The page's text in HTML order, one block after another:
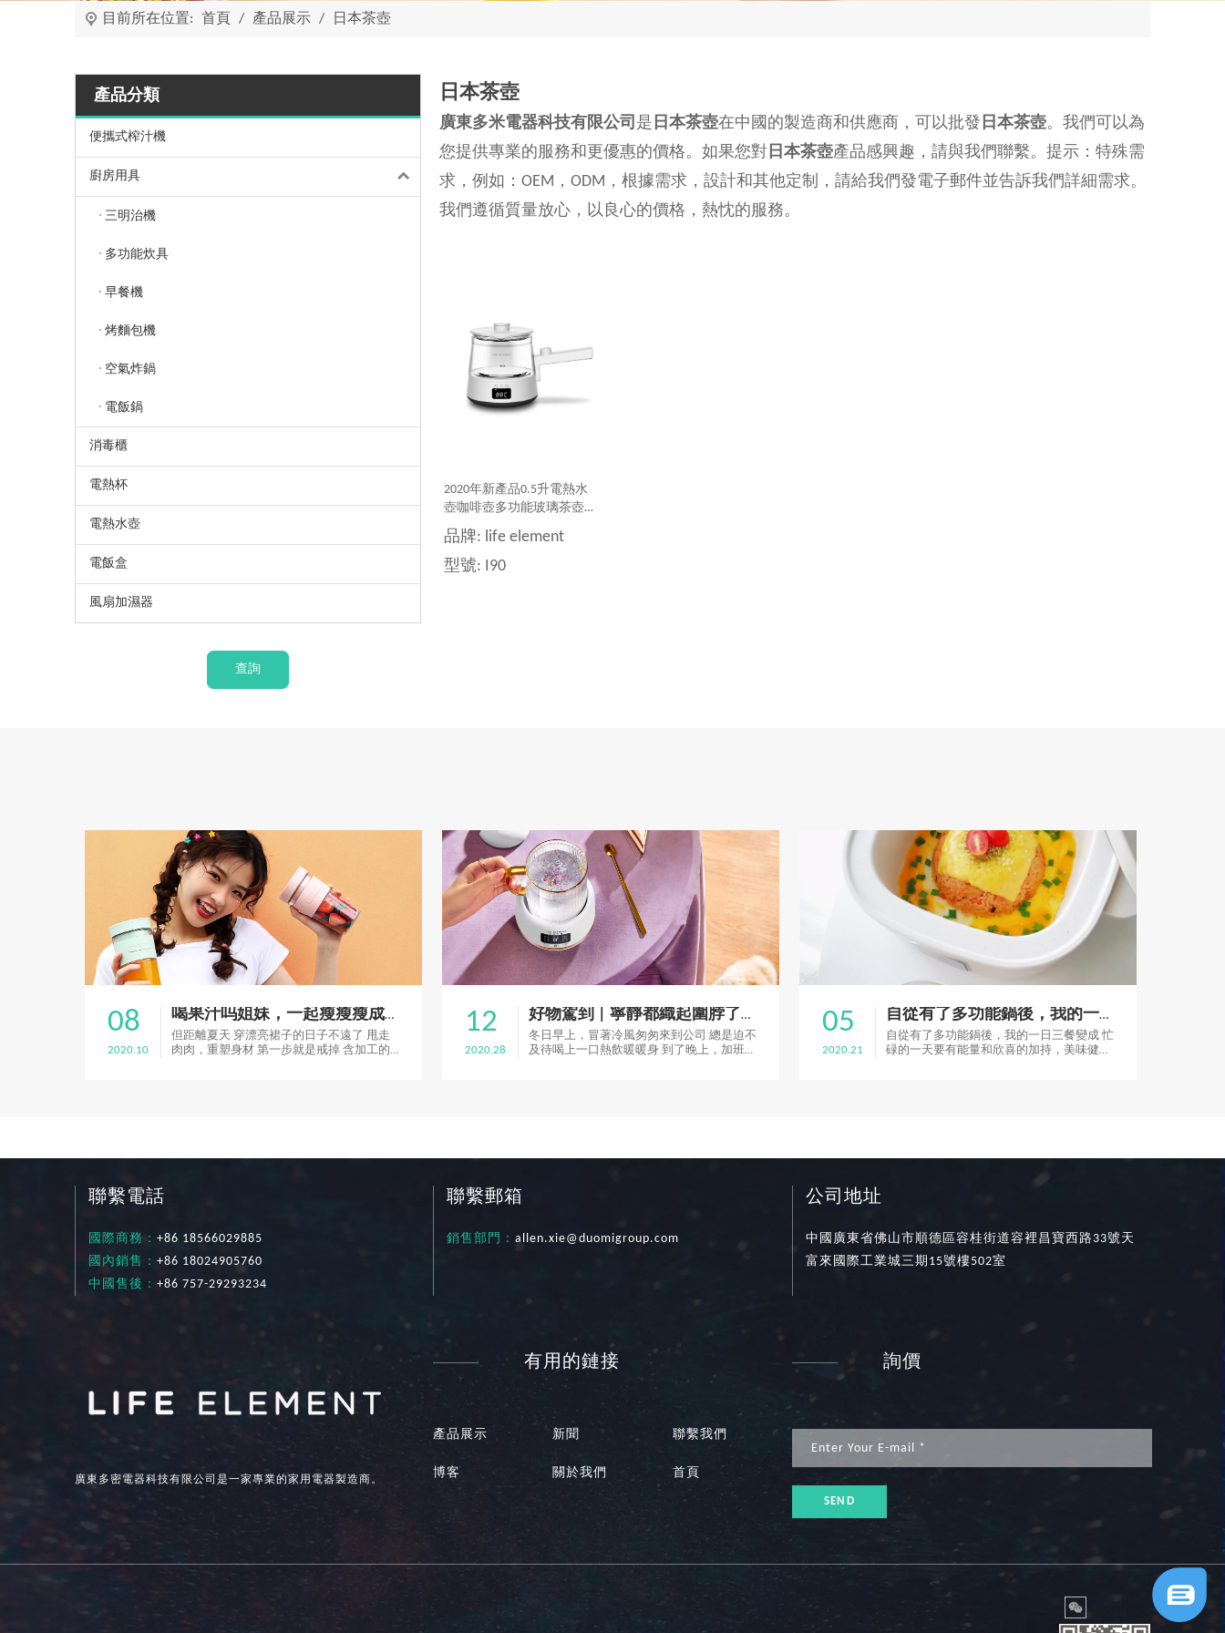
目前所在位置: 首頁 / 產品展示 / 日本茶壺
產品分類
便攜式榨汁機
廚房用具
三明治機
多功能炊具
早餐機
烤麵包機
空氣炸鍋
電飯鍋
消毒櫃
電熱杯
電熱水壺
電飯盒
風扇加濕器
查詢
日本茶壺
廣東多米電器科技有限公司 是 日本茶壺在中國的製造商和供應商，可以批發 日本茶壺。我們可以為
您提供專業的服務和更優惠的價格。如果您對 日本茶壺產品感興趣，請與我們聯繫。提示：特殊需
求，例如：OEM，ODM，根據需求，設計和其他定制，請給我們發電子郵件並告訴我們詳細需求。
我們遵循質量放心，以良心的價格，熱忱的服務。
2020年新產品0.5升電熱水
壺咖啡壺多功能玻璃茶壺燒
水壺
品牌: life element
型號: I90
08
2020.10
喝果汁吗姐妹，一起瘦瘦瘦成蚂蚁腰！
但距離夏天 穿漂亮裙子的日子不遠了 甩走
肉肉，重塑身材 第一步就是戒掉 含加工的
12
2020.28
好物駕到 | 寧靜都織起圍脖了，你還不囤點啥？
冬日早上，冒著冷風匆匆來到公司 總是迫不
及待喝上一口熱飲暖暖身 到了晚上，加班熬
05
2020.21
自從有了多功能鍋後，我的一日三餐變成
自從有了多功能鍋後，我的一日三餐變成 忙
碌的一天要有能量和欣喜的加持，美味健康
聯繫電話
國際商務： +86 18566029885
國內銷售： +86 18024905760
中國售後： +86 757-29293234
聯繫郵箱
銷售部門：allen.xie@duomigroup.com
公司地址
中國廣東省佛山市順德區容桂街道容裡昌寶西路33號天
富來國際工業城三期15號樓502室
廣東多密電器科技有限公司是一家專業的家用電器製造商。
有用的鏈接
產品展示 新聞 聯繫我們
博客 關於我們 首頁
詢價
SEND